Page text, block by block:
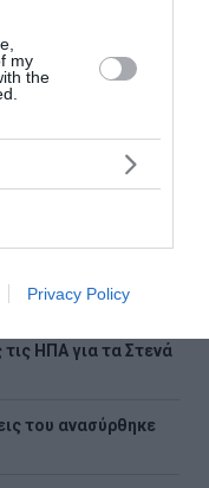
my
the
Privacy Policy
διαδρομή της
οδήγησε στα
του Σαββάτου
τις ΗΠΑ για τα Στενά
του ανασύρθηκε